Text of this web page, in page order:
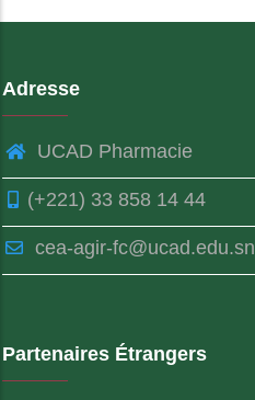
Adresse
UCAD Pharmacie
(+221) 33 858 14 44
cea-agir-fc@ucad.edu.sn
Partenaires Étrangers